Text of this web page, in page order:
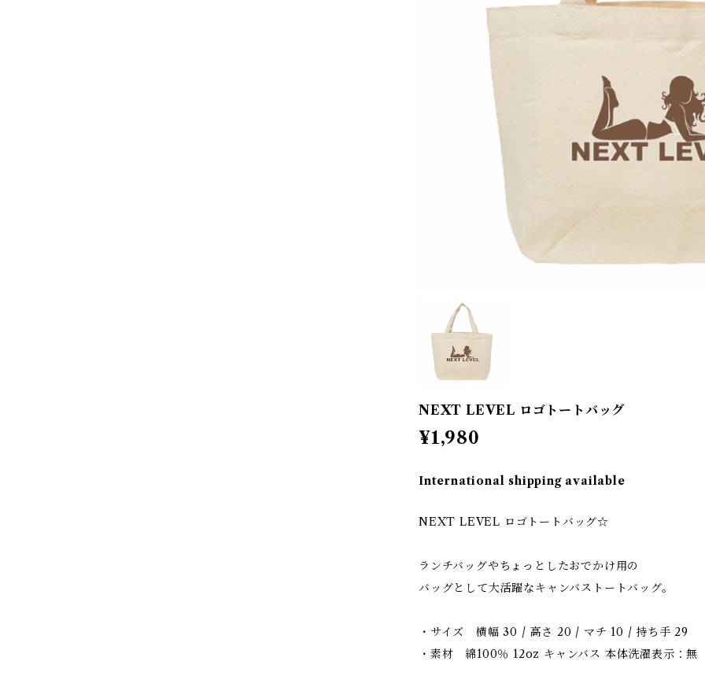
NEXT LEVEL ロゴトートバッグ
¥1,980
International shipping available
NEXT LEVEL ロゴトートバッグ☆
ランチバッグやちょっとしたおでかけ用の
バッグとして大活躍なキャンバストートバッグ。
・サイズ 横幅 30 / 高さ 20 / マチ 10 / 持ち手 29
・素材 綿100％ 12oz キャンバス 本体洗濯表示：無